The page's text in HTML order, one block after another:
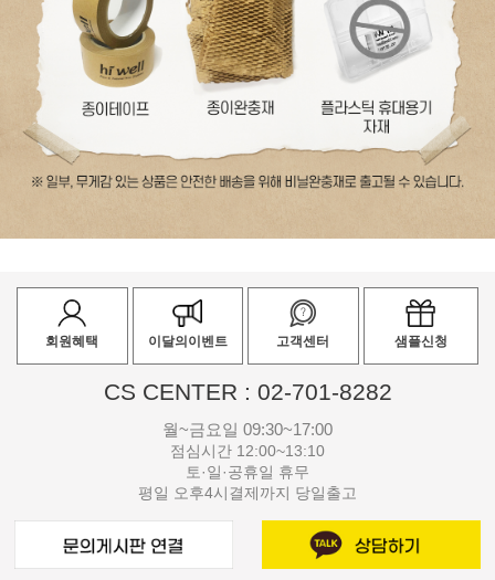
회원혜택 이달의이벤트 고객센터 샘플신청
CS CENTER : 02-701-8282
월~금요일 09:30~17:00
점심시간 12:00~13:10
토·일·공휴일 휴무
평일 오후4시결제까지 당일출고